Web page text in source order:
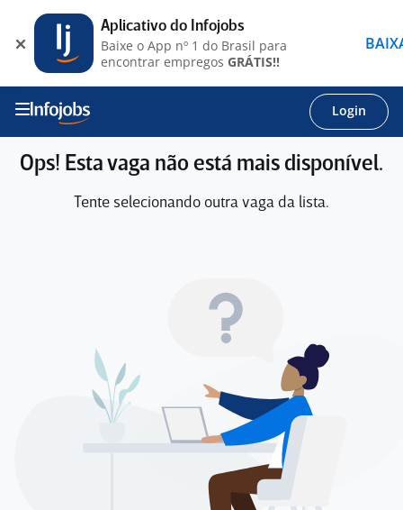
Login
Ops! Esta vaga não está mais disponível.
Tente selecionando outra vaga da lista.
Aplicativo do Infojobs
Baixe o App nº 1 do Brasil para
encontrar empregos GRÁTIS!!